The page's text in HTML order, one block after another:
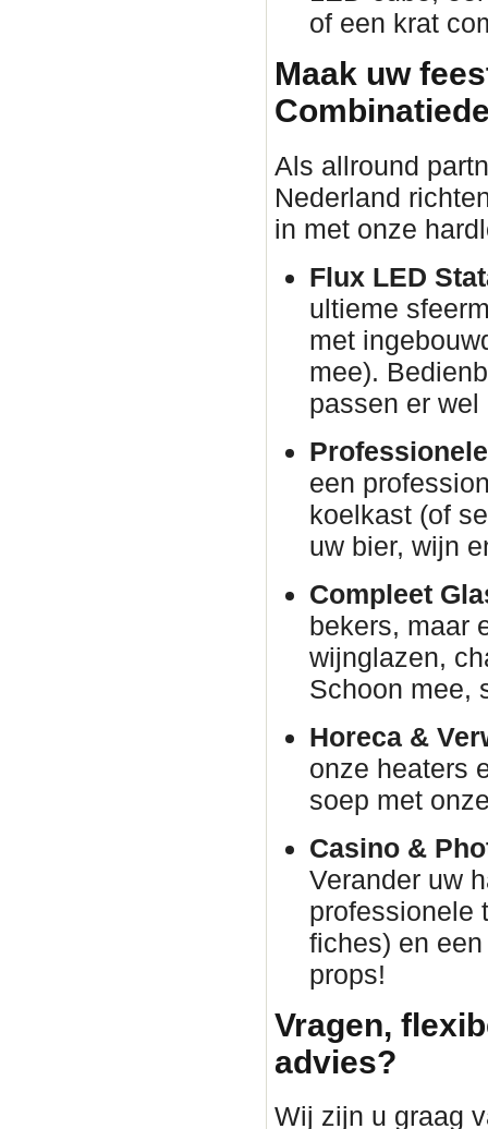
of een krat
Maak uw
Als allround
Nederland
in met onze
Flux LED
ultieme
met
mee).
passen er
een
koelkast (of
uw bier, wijn
Compleet
bekers, maar
wijnglazen,
Schoon mee,
Horeca &
onze heaters
soep met
Casino &
Verander uw
professionele
fiches) en
props!
Vragen,
advies?
Wij zijn u graag